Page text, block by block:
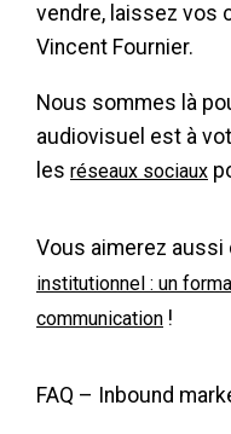
vendre, laissez vos
Vincent Fournier.
Nous sommes là
audiovisuel est à
les réseaux sociaux
Vous aimerez aussi
institutionnel : un
communication !
FAQ – Inbound